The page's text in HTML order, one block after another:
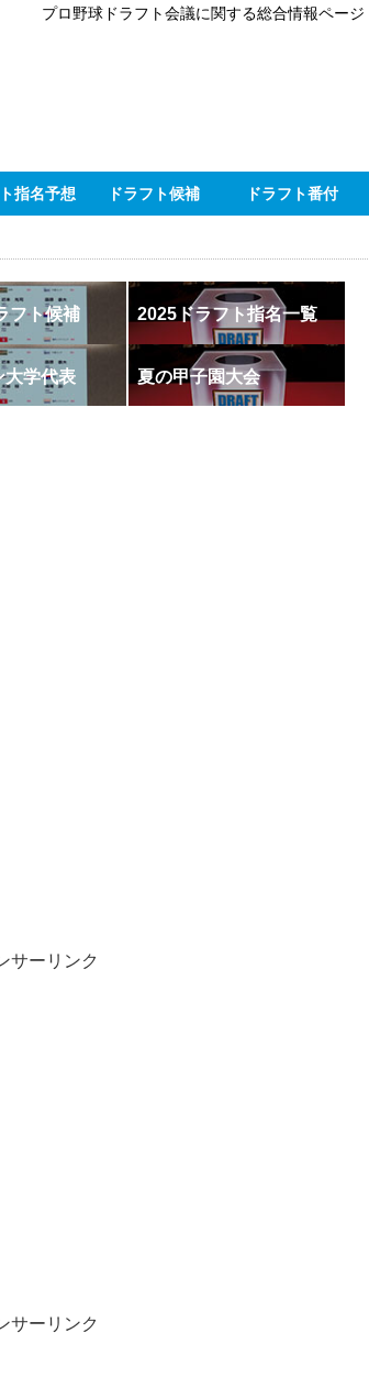
プロ野球ドラフト会議に関する総合情報ページ
指名予想 ドラフト候補 ドラフト番付
フト候補 2025ドラフト指名一覧
大学代表 夏の甲子園大会
サーリンク
サーリンク